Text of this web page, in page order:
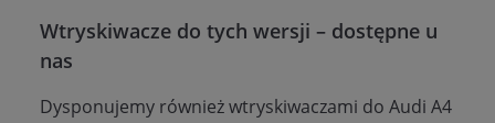
Wtryskiwacze do tych wersji – dostępne u
nas
Dysponujemy również wtryskiwaczami do Audi A4